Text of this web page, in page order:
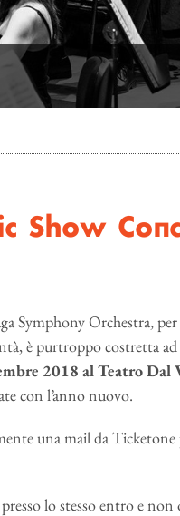
Show
Orchestra, per
è purtroppo costretta ad
2018 al Teatro Dal
con l’anno nuovo.
una mail da Ticketone
lo stesso entro e